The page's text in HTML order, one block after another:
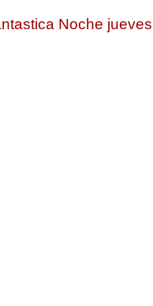
Noche